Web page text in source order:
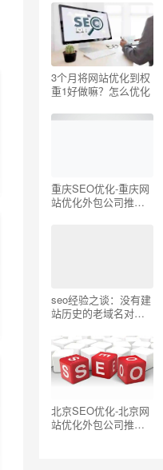
3个月将网站优化到权
重1好做嘛？怎么优化
重庆SEO优化-重庆网
站优化外包公司推荐
seo经验之谈：没有建
站历史的老域名对
北京SEO优化-北京网
站优化外包公司推荐